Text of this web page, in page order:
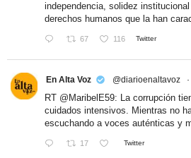
independencia, solidez
derechos humanos que la han
67 116 Twitter
En Alta Voz @diarioenaltavoz ·
RT @MaribelE59: La corrupción
cuidados intensivos. Mientras no
escuchando a voces auténticas y
17 Twitter